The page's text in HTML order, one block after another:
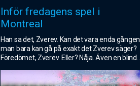
Inför fredagens spel i
Montreal
Han sa det, Zverev. Kan det vara enda gången
man bara kan gå på exakt det Zverev säger?
Föredömet, Zverev. Eller? Nåja. Även en blind